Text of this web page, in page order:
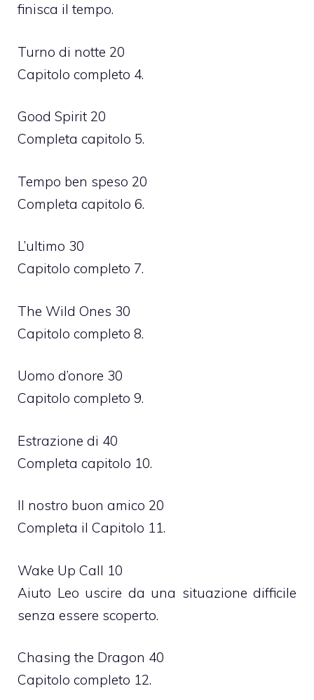
finisca il tempo.
Turno di notte 20
Capitolo completo 4.
Good Spirit 20
Completa capitolo 5.
Tempo ben speso 20
Completa capitolo 6.
L’ultimo 30
Capitolo completo 7.
The Wild Ones 30
Capitolo completo 8.
Uomo d’onore 30
Capitolo completo 9.
Estrazione di 40
Completa capitolo 10.
Il nostro buon amico 20
Completa il Capitolo 11.
Wake Up Call 10
Aiuto Leo uscire da una situazione difficile
senza essere scoperto.
Chasing the Dragon 40
Capitolo completo 12.